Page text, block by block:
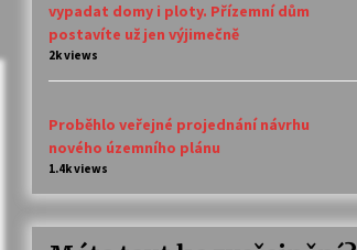
vypadat domy i ploty. Přízemní dům
postavíte už jen výjimečně
2k views
Proběhlo veřejné projednání návrhu
nového územního plánu
1.4k views